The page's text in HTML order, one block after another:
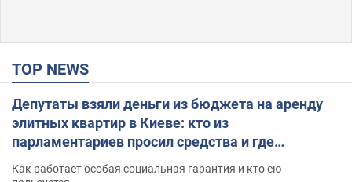
TOP NEWS
Депутаты взяли деньги из бюджета на аренду
элитных квартир в Киеве: кто из
парламентариев просил средства и где
поселился
Как работает особая социальная гарантия и кто ею